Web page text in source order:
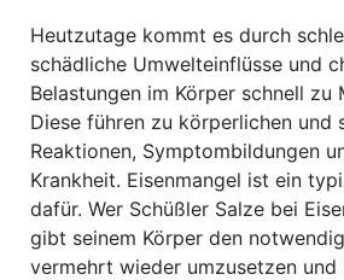
Heutzutage kommt es durch
schädliche Umwelteinflüsse und
Belastungen im Körper schnell zu
Diese führen zu körperlichen und
Reaktionen, Symptombildungen
Krankheit. Eisenmangel ist ein
dafür. Wer Schüßler Salze bei
gibt seinem Körper den
vermehrt wieder umzusetzen und